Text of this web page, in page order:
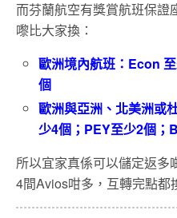
而芬蘭航空有獎賞航班保證
嚟比大家換：
歐洲境內航班：Econ
個
歐洲與亞洲、北美洲或
少4個；PEY至少2個
所以宜家真係可以儲定返
4間Avios咁多，互轉完點都